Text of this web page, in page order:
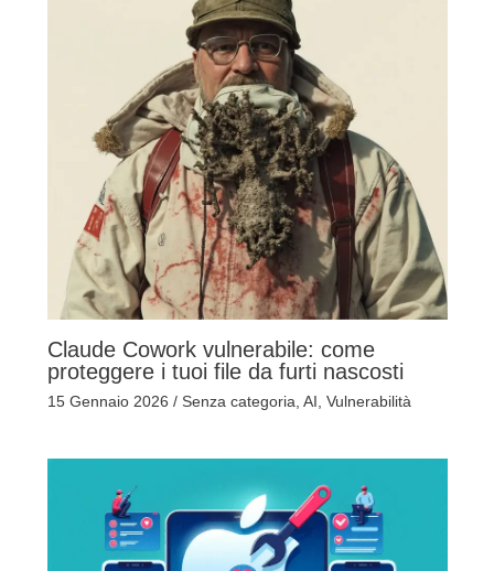
Claude Cowork vulnerabile: come
proteggere i tuoi file da furti nascosti
15 Gennaio 2026 / Senza categoria AI Vulnerabilità